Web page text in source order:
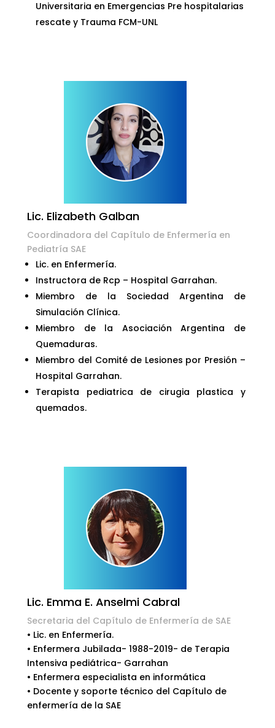
Universitaria en Emergencias Pre hospitalarias
rescate y Trauma FCM-UNL
Lic. Elizabeth Galban
Coordinadora del Capítulo de Enfermería en
Pediatría SAE
Lic. en Enfermería.
Instructora de Rcp – Hospital Garrahan.
Miembro de la Sociedad Argentina de
Simulación Clínica.
Miembro de la Asociación Argentina de
Quemaduras.
Miembro del Comité de Lesiones por Presión –
Hospital Garrahan.
Terapista pediatrica de cirugia plastica y
quemados.
Lic. Emma E. Anselmi Cabral
Secretaria del Capítulo de Enfermería de SAE
• Lic. en Enfermería.
• Enfermera Jubilada- 1988-2019- de Terapia
Intensiva pediátrica- Garrahan
• Enfermera especialista en informática
• Docente y soporte técnico del Capítulo de
enfermería de la SAE